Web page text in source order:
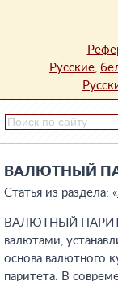
Русские,
ВАЛЮТНЫЙ
Статья из раздела: «
ВАЛЮТНЫЙ
валютами,
основа валютного
паритета. В